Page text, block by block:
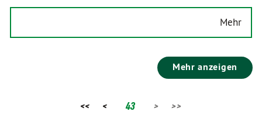
Mehr
Mehr anzeigen
<< < 43 > >>